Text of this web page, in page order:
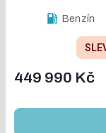
Benzín
449 990 Kč